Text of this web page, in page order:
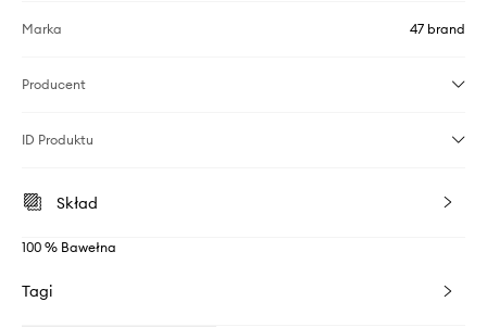
Marka 47 brand
Producent
ID Produktu
Skład
100 % Bawełna
Tagi